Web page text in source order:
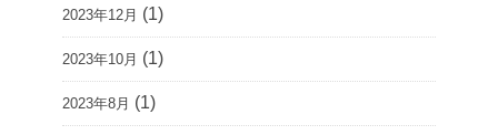
2023年12月 (1)
2023年10月 (1)
2023年8月 (1)